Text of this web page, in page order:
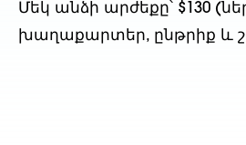
Մեկ անձի արժեքը՝ $130
խաղաքարտեր, ընթրիք և